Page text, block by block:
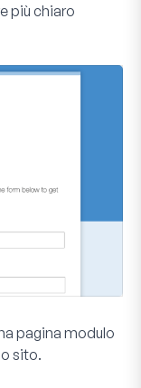
più chiaro
pagina modulo
sito.